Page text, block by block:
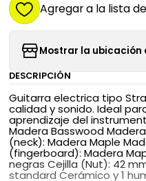
Agregar a la lista
Mostrar la ubicación
DESCRIPCIÓN
Guitarra electrica tipo
calidad y sonido. Ideal
aprendizaje del
Madera Basswood
(neck): Madera Maple
(fingerboard): Madera
negras Cejilla (Nut): 42
standard Cerámico y 1